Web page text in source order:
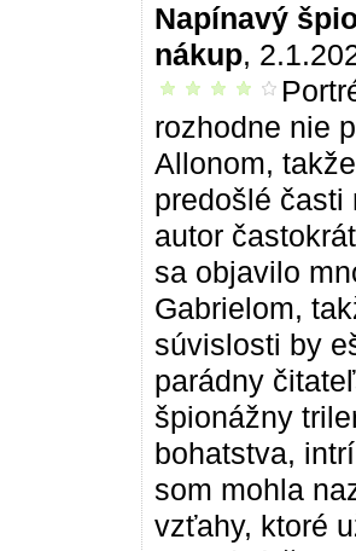
Napínavý
nákup,
príjemné čítanie
rozhodne nie
Allonom,
predošlé časti
autor
sa objavilo
Gabrielom,
súvislosti by
parádny
špionážny
bohatstva,
som mohla
vzťahy, ktoré